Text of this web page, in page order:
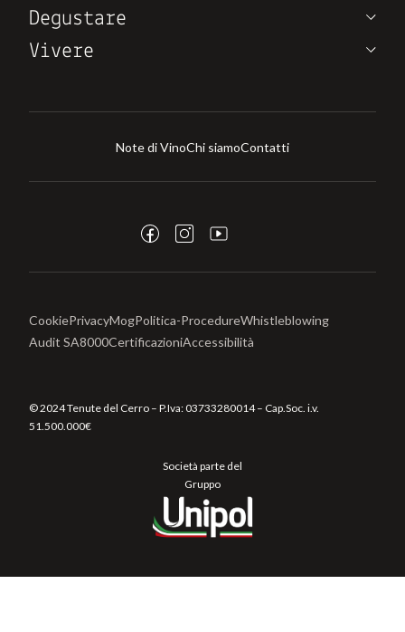
Degustare
Vivere
Note di VinoChi siamoContatti
CookiePrivacyMogPolitica-ProcedureWhistleblowing
Audit SA8000CertificazioniAccessibilità
Società parte del
Gruppo
© 2024 Tenute del Cerro – P.Iva:03733280014– Cap.Soc. i.v.
51.500.000€